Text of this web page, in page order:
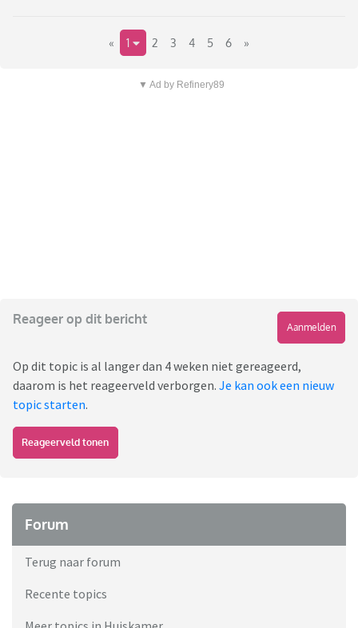
« 1 2 3 4 5 6 »
▼ Ad by Refinery89
Reageer op dit bericht
Aanmelden
Op dit topic is al langer dan 4 weken niet gereageerd,
daarom is het reageerveld verborgen. Je kan ook een nieuw
topic starten.
Reageerveld tonen
Forum
Terug naar forum
Recente topics